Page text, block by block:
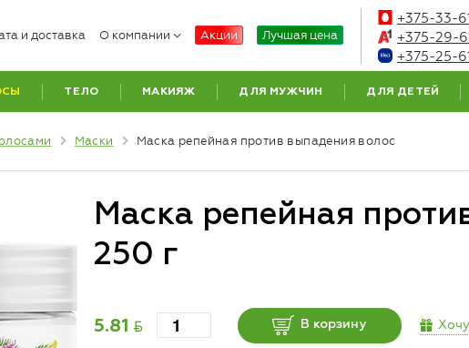
и доставка О компании Акции Лучшая цена
+375-33-
+375-29-
+375-25-
ТЕЛО МАКИЯЖ ДЛЯ МУЖЧИН ДЛЯ ДЕТЕЙ
Маски Маска репейная против выпадения волос
Маска репейная
250 г
5.81 BYN В корзину